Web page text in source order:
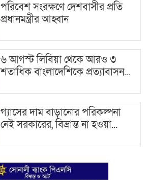
পরিবেশ সংরক্ষণে দেশবাসীর প্রতি
প্রধানমন্ত্রীর আহ্বান
৬ আগস্ট লি‌বিয়া থে‌কে আরও ৩
শতা‌ধিক বাংলাদেশিকে প্রত‌্যাবাসন...
গ্যাসের দাম বাড়ানোর পরিকল্পনা
নেই সরকারের, বিভ্রান্ত না হওয়া...